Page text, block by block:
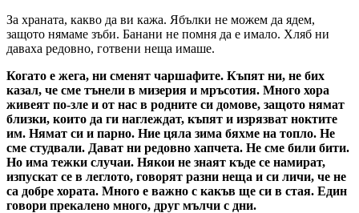
За храната, какво да ви кажа. Ябълки не можем да ядем,
защото нямаме зъби. Банани не помня да е имало. Хляб ни
даваха редовно, готвени неща имаше.
Когато е жега, ни сменят чаршафите. Къпят ни, не бих
казал, че сме тънели в мизерия и мръсотия. Много хора
живеят по-зле и от нас в родните си домове, защото нямат
близки, които да ги наглеждат, къпят и изрязват ноктите
им. Нямат си и парно. Ние цяла зима бяхме на топло. Не
сме студвали. Дават ни редовно хапчета. Не сме били бити.
Но има тежки случаи. Някои не знаят къде се намират,
изпускат се в леглото, говорят разни неща и си личи, че не
са добре хората. Много е важно с какъв ще си в стая. Един
говори прекалено много, друг мълчи с дни.